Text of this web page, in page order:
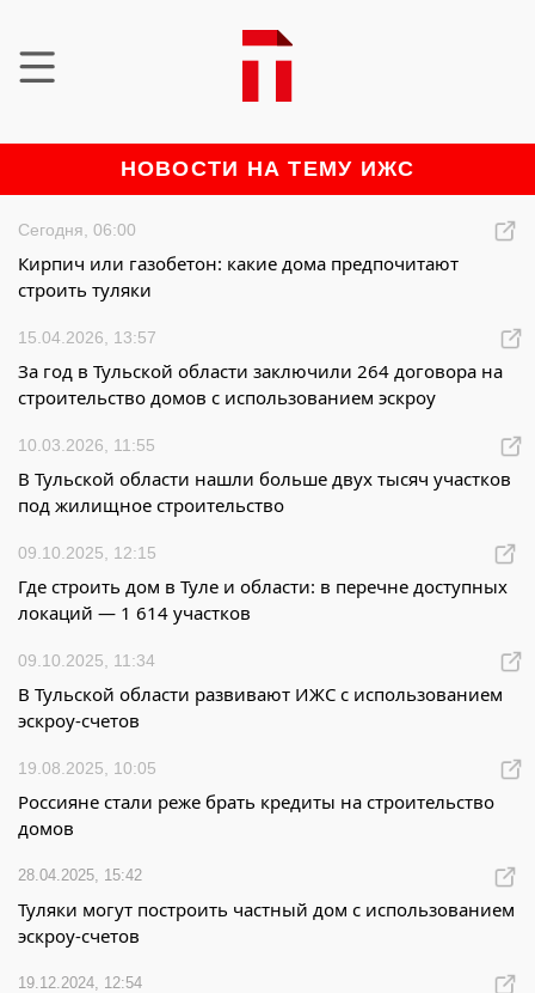
НОВОСТИ НА ТЕМУ ИЖС
Сегодня, 06:00
Кирпич или газобетон: какие дома предпочитают
строить туляки
15.04.2026, 13:57
За год в Тульской области заключили 264 договора на
строительство домов с использованием эскроу
10.03.2026, 11:55
В Тульской области нашли больше двух тысяч участков
под жилищное строительство
09.10.2025, 12:15
Где строить дом в Туле и области: в перечне доступных
локаций — 1 614 участков
09.10.2025, 11:34
В Тульской области развивают ИЖС с использованием
эскроу-счетов
19.08.2025, 10:05
Россияне стали реже брать кредиты на строительство
домов
28.04.2025, 15:42
Туляки могут построить частный дом с использованием
эскроу-счетов
19.12.2024, 12:54